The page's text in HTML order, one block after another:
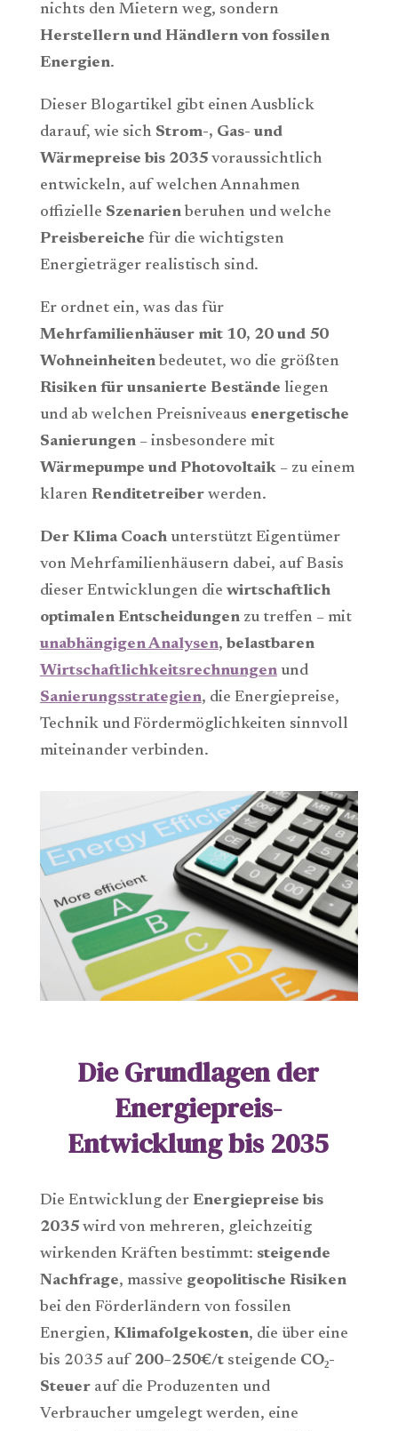
nichts den Mietern weg, sondern
Herstellern und Händlern von fossilen
Energien.
Dieser Blogartikel gibt einen Ausblick
darauf, wie sich Strom-, Gas- und
Wärmepreise bis 2035voraussichtlich
entwickeln, auf welchen Annahmen
offizielle Szenarienberuhen und welche
Preisbereiche für die wichtigsten
Energieträger realistisch sind.
Er ordnet ein, was das für
Mehrfamilienhäuser mit 10, 20 und 50
Wohneinheitenbedeutet, wo die größten
Risiken für unsanierte Bestände liegen
und ab welchen Preisniveaus energetische
Sanierungen– insbesondere mit
Wärmepumpe und Photovoltaik– zu einem
klaren Renditetreiberwerden.
Der Klima Coachunterstützt Eigentümer
von Mehrfamilienhäusern dabei, auf Basis
dieser Entwicklungen die wirtschaftlich
optimalen Entscheidungenzu treffen – mit
unabhängigen Analysen,belastbaren
Wirtschaftlichkeitsrechnungenund
Sanierungsstrategien, die Energiepreise,
Technik und Fördermöglichkeiten sinnvoll
miteinander verbinden.
Die Grundlagen der
Energiepreis-
Entwicklung bis 2035
Die Entwicklung der Energiepreise bis
2035wird von mehreren, gleichzeitig
wirkenden Kräften bestimmt: steigende
Nachfrage, massive geopolitische Risiken
bei den Förderländern von fossilen
Energien, Klimafolgekosten, die über eine
bis 2035 auf 200–250€/tsteigende CO₂-
Steuerauf die Produzenten und
Verbraucher umgelegt werden, eine